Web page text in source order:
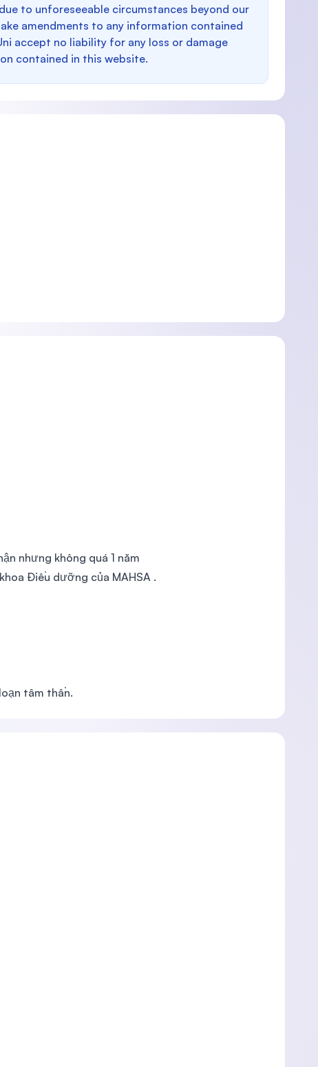
to unforeseeable circumstances beyond our
amendments to any information contained
accept no liability for any loss or damage
contained in this website.
nhưng không quá 1 năm
Điều dưỡng của MAHSA .
tâm thần.